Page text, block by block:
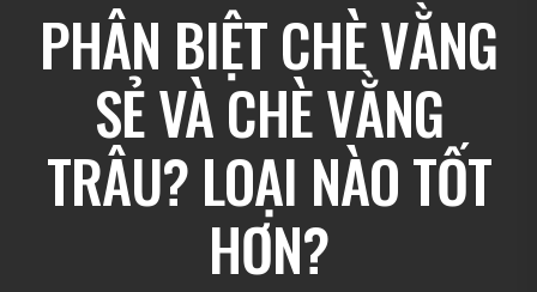
PHÂN BIỆT CHÈ VẰNG
SẺ VÀ CHÈ VẰNG
TRÂU? LOẠI NÀO TỐT
HƠN?